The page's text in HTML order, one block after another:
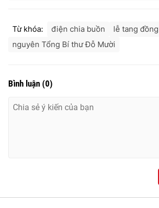
Từ khóa: điện chia buồn
lễ tang
nguyên Tổng Bí thư Đỗ Mười
Bình luận (0)